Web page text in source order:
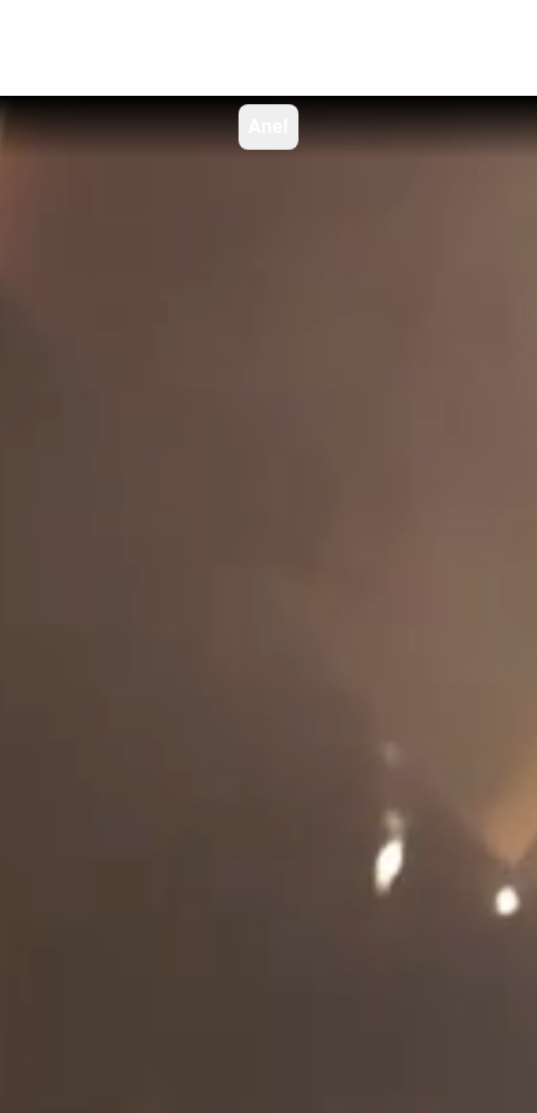
AnelinsaShine